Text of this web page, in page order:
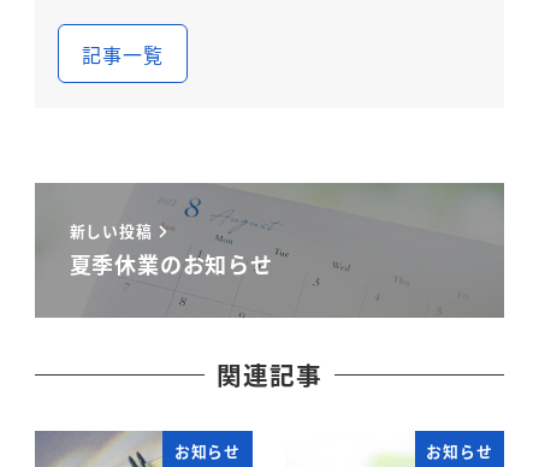
記事一覧
新しい投稿
夏季休業のお知らせ
関連記事
お知らせ お知らせ